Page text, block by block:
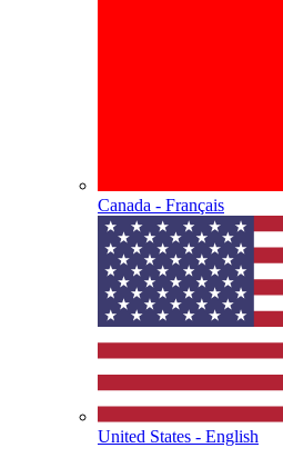
Canada - Français
United States - English